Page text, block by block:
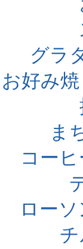
グラ
お好み
ま
コー
ロー